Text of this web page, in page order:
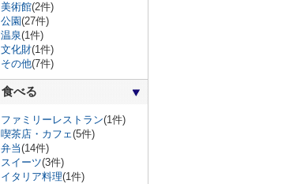
美術館(2件)
公園(27件)
温泉(1件)
文化財(1件)
その他(7件)
食べる
ファミリーレストラン(1件)
喫茶店・カフェ(5件)
弁当(14件)
スイーツ(3件)
イタリア料理(1件)